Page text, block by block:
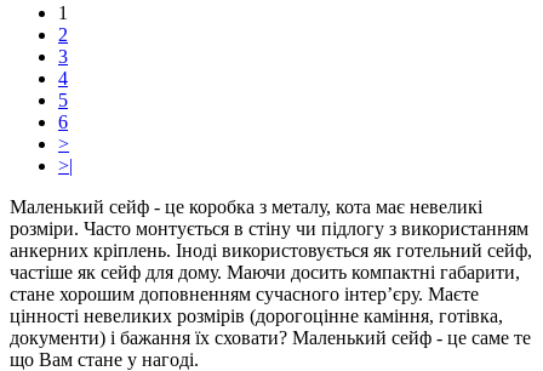
1
2
3
4
5
6
>
>|
Маленький сейф - це коробка з металу, кота має невеликі
розміри. Часто монтується в стіну чи підлогу з використанням
анкерних кріплень. Іноді використовується як готельний сейф,
частіше як сейф для дому. Маючи досить компактні габарити,
стане хорошим доповненням сучасного інтер’єру. Маєте
цінності невеликих розмірів (дорогоцінне каміння, готівка,
документи) і бажання їх сховати? Маленький сейф - це саме те
що Вам стане у нагоді.